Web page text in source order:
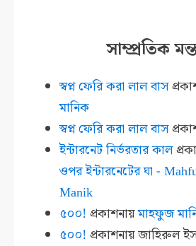
সাম্প্রতিক
স্বপ্ন ফেরি করা লাল বাস
মানিক
স্বপ্ন ফেরি করা লাল বাস
ইন্টারনেট নির্ভরতার কাল
ওপর ইন্টারনেটের ঘা -
Manik
৫০০! প্রকাশনায়মাহফুজ
৫০০! প্রকাশনায়জাহিরুল